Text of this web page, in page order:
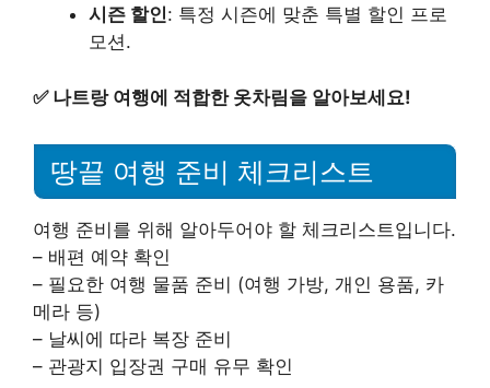
시즌 할인: 특정 시즌에 맞춘 특별 할인 프로
모션.
✅ 나트랑 여행에 적합한 옷차림을 알아보세요!
땅끝 여행 준비 체크리스트
여행 준비를 위해 알아두어야 할 체크리스트입니다.
– 배편 예약 확인
– 필요한 여행 물품 준비 (여행 가방, 개인 용품, 카
메라 등)
– 날씨에 따라 복장 준비
– 관광지 입장권 구매 유무 확인